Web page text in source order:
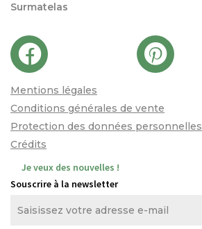
Surmatelas
Mentions légales
Conditions générales de vente
Protection des données personnelles
Crédits
Je veux des nouvelles !
Souscrire à la newsletter